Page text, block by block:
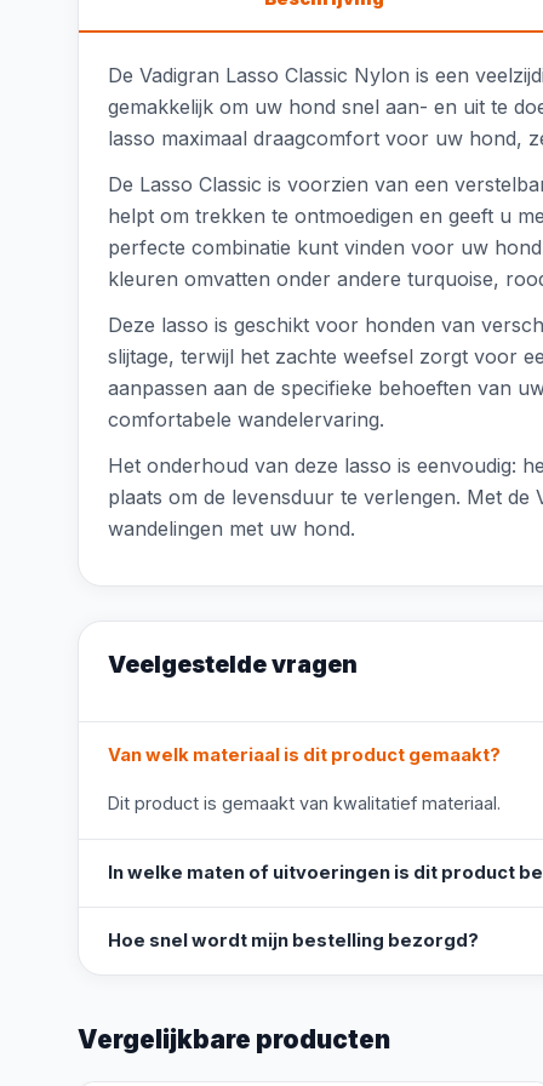
De Vadigran Lasso Classic Nylon is een
gemakkelijk om uw hond snel aan- en uit te
lasso maximaal draagcomfort voor uw hond,
De Lasso Classic is voorzien van een
helpt om trekken te ontmoedigen en geeft u
perfecte combinatie kunt vinden voor uw
kleuren omvatten onder andere turquoise,
Deze lasso is geschikt voor honden van
slijtage, terwijl het zachte weefsel zorgt voor
aanpassen aan de specifieke behoeften van
comfortabele wandelervaring.
Het onderhoud van deze lasso is eenvoudig:
plaats om de levensduur te verlengen. Met
wandelingen met uw hond.
Veelgestelde vragen
Van welk materiaal is dit product gemaakt?
Dit product is gemaakt van kwalitatief materiaal.
In welke maten of uitvoeringen is dit product
Hoe snel wordt mijn bestelling bezorgd?
Vergelijkbare producten